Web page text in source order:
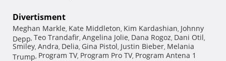
Divertisment
Meghan Markle, Kate Middleton, Kim Kardashian, Johnny
Depp, Teo Trandafir, Angelina Jolie, Dana Rogoz, Dani Otil,
Smiley, Andra, Delia, Gina Pistol, Justin Bieber, Melania
Trump, Program TV, Program Pro TV, Program Antena 1